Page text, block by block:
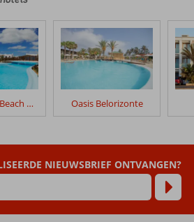
Melia Dunas Beach Resort Oasis Belorizonte
NIEUWSBRIEF ONTVANGEN?